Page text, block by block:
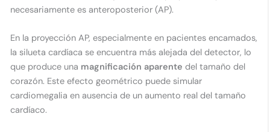
necesariamente es anteroposterior (AP).
En la proyección AP, especialmente en pacientes encamados,
la silueta cardíaca se encuentra más alejada del detector, lo
que produce una magnificación aparente del tamaño del
corazón. Este efecto geométrico puede simular
cardiomegalia en ausencia de un aumento real del tamaño
cardíaco.